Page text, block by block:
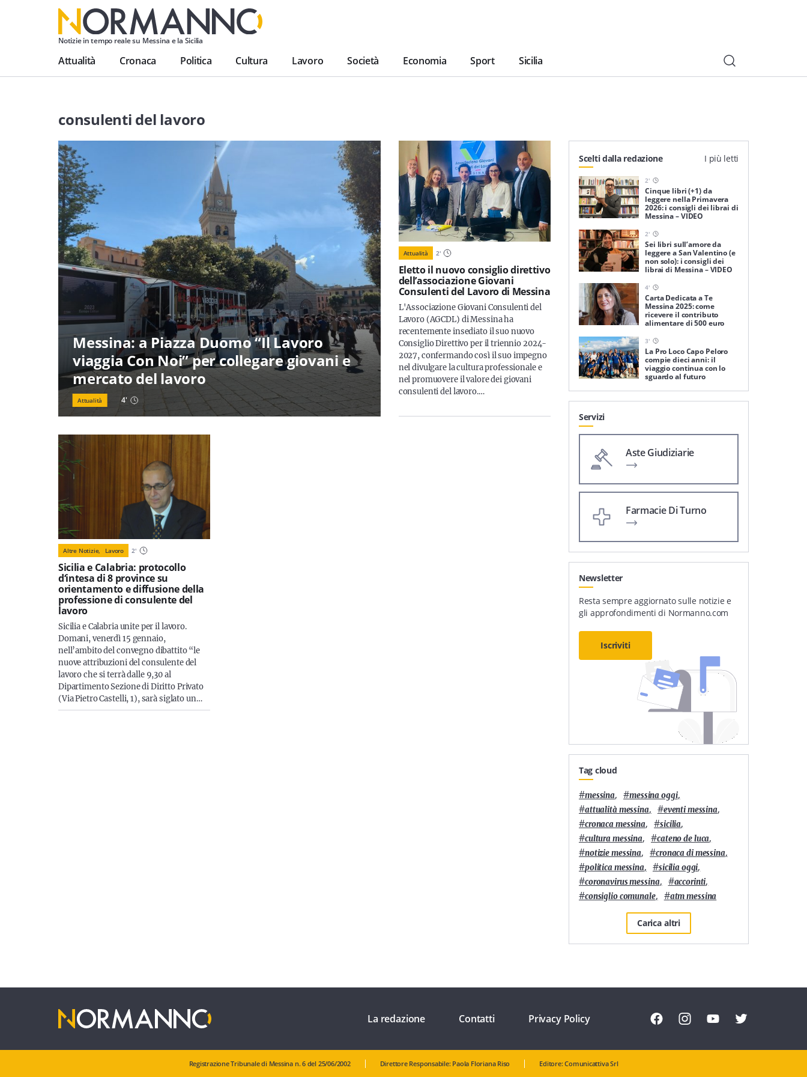
Notizie in tempo reale su Messina e la Sicilia
Attualità Cronaca Politica Cultura Lavoro Società Economia Sport Sicilia
consulenti del lavoro
Messina: a Piazza Duomo “Il Lavoro
viaggia Con Noi” per collegare giovani e
mercato del lavoro
Attualità 4'
Attualità 2'
Eletto il nuovo consiglio direttivo
dell’associazione Giovani
Consulenti del Lavoro di Messina
L'Associazione Giovani Consulenti del
Lavoro (AGCDL) di Messina ha
recentemente insediato il suo nuovo
Consiglio Direttivo per il triennio 2024-
2027, confermando così il suo impegno
nel divulgare la cultura professionale e
nel promuovere il valore dei giovani
consulenti del lavoro.…
Altre Notizie, Lavoro 2'
Sicilia e Calabria: protocollo
d‘intesa di 8 province su
orientamento e diffusione della
professione di consulente del
lavoro
Sicilia e Calabria unite per il lavoro.
Domani, venerdì 15 gennaio,
nell’ambito del convegno dibattito “le
nuove attribuzioni del consulente del
lavoro che si terrà dalle 9,30 al
Dipartimento Sezione di Diritto Privato
(Via Pietro Castelli, 1), sarà siglato un…
Scelti dalla redazione I più letti
2'
Cinque libri (+1) da
leggere nella Primavera
2026: i consigli dei librai di
Messina – VIDEO
2'
Sei libri sull’amore da
leggere a San Valentino (e
non solo): i consigli dei
librai di Messina – VIDEO
4'
Carta Dedicata a Te
Messina 2025: come
ricevere il contributo
alimentare di 500 euro
3'
La Pro Loco Capo Peloro
compie dieci anni: il
viaggio continua con lo
sguardo al futuro
Servizi
Aste Giudiziarie
Farmacie Di Turno
Newsletter
Resta sempre aggiornato sulle notizie e
gli approfondimenti di Normanno.com
Iscriviti
Tag cloud
#messina, #messina oggi,
#attualità messina, #eventi messina,
#cronaca messina, #sicilia,
#cultura messina, #cateno de luca,
#notizie messina, #cronaca di messina,
#politica messina, #sicilia oggi,
#coronavirus messina, #accorinti,
#consiglio comunale, #atm messina
Carica altri
La redazione Contatti Privacy Policy
Registrazione Tribunale di Messina n. 6 del 25/06/2002 Direttore Responsabile: Paola Floriana Riso Editore: Comunicattiva Srl